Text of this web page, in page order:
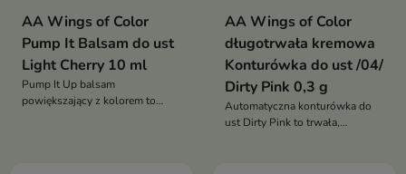
AA Wings of Color
Pump It Balsam do ust
Light Cherry 10 ml
Pump It Up balsam
powiększający z kolorem to
AA Wings of Color
długotrwała kremowa
Konturówka do ust /04/
Dirty Pink 0,3 g
Automatyczna konturówka do
ust Dirty Pink to trwała,